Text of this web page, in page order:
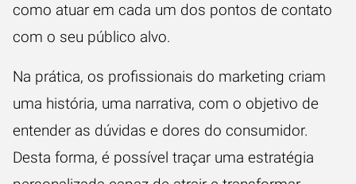
como atuar em cada um dos pontos de contato
com o seu público alvo.
Na prática, os profissionais do marketing criam
uma história, uma narrativa, com o objetivo de
entender as dúvidas e dores do consumidor.
Desta forma, é possível traçar uma estratégia